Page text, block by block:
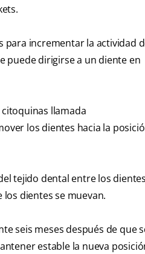
para incrementar la actividad
puede dirigirse a un diente en
llamada
los dientes hacia la
tejido dental entre los
los dientes se muevan.
seis meses después de que
estable la nueva